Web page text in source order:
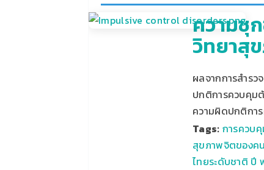
ความชุ
วิทยาสุ
ผลจากการสำร
ปกติการควบคุม
ความผิดปกติกา
Tags: การควบ
สุขภาพจิตของค
ไทยระดับชาติ ปี